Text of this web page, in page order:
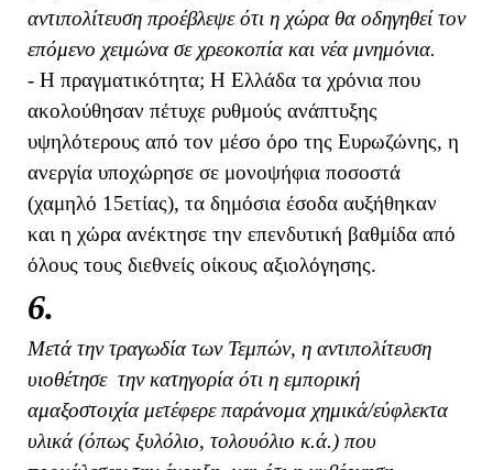
αντιπολίτευση προέβλεψε ότι η χώρα θα οδηγηθεί τον
επόμενο χειμώνα σε χρεοκοπία και νέα μνημόνια.
- Η πραγματικότητα; Η Ελλάδα τα χρόνια που
ακολούθησαν πέτυχε ρυθμούς ανάπτυξης
υψηλότερους από τον μέσο όρο της Ευρωζώνης, η
ανεργία υποχώρησε σε μονοψήφια ποσοστά
(χαμηλό 15ετίας), τα δημόσια έσοδα αυξήθηκαν
και η χώρα ανέκτησε την επενδυτική βαθμίδα από
όλους τους διεθνείς οίκους αξιολόγησης.
6.
Μετά την τραγωδία των Τεμπών, η αντιπολίτευση
υιοθέτησε την κατηγορία ότι η εμπορική
αμαξοστοιχία μετέφερε παράνομα χημικά/εύφλεκτα
υλικά (όπως ξυλόλιο, τολουόλιο κ.ά.) που